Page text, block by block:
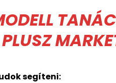
PLUSZ
segíteni: